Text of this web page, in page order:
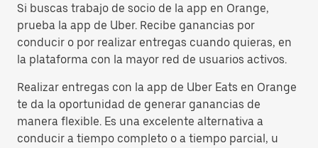
Si buscas trabajo de socio de la app en Orange,
prueba la app de Uber. Recibe ganancias por
conducir o por realizar entregas cuando quieras, en
la plataforma con la mayor red de usuarios activos.
Realizar entregas con la app de Uber Eats en Orange
te da la oportunidad de generar ganancias de
manera flexible. Es una excelente alternativa a
conducir a tiempo completo o a tiempo parcial, u